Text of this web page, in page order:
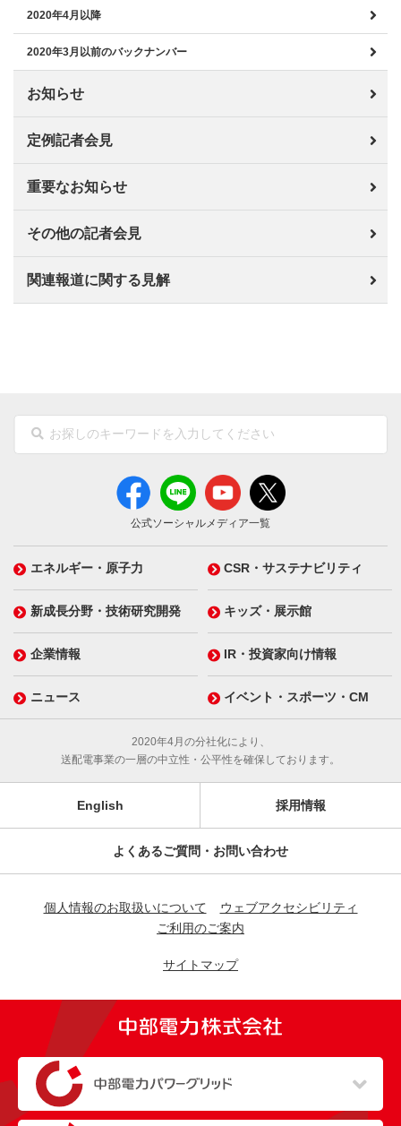
2020年4月以降
2020年3月以前のバックナンバー
お知らせ
定例記者会見
重要なお知らせ
その他の記者会見
関連報道に関する見解
公式ソーシャルメディア一覧
エネルギー・原子力 CSR・サステナビリティ
新成長分野・技術研究開発 キッズ・展示館
企業情報 IR・投資家向け情報
ニュース イベント・スポーツ・CM
2020年4月の分社化により、
送配電事業の一層の中立性・公平性を確保しております。
English 採用情報
よくあるご質問・お問い合わせ
個人情報のお取扱いについて
ウェブアクセシビリティ
ご利用のご案内
サイトマップ
（新しいウィンドウを開きます）